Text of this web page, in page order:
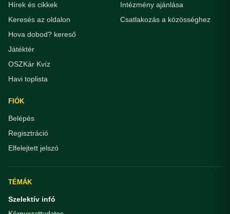
Hírek és cikkek
Keresés az oldalon
Hova dobod? kereső
Játéktér
OSZKár Kvíz
Havi toplista
Intézmény ajánlása
Csatlakozás a közösséghez
FIÓK
Belépés
Regisztráció
Elfelejtett jelszó
TÉMÁK
Szelektív infó